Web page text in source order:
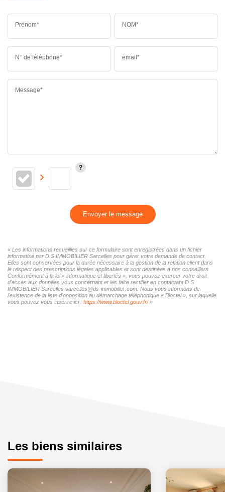
Prénom* NOM*
N° de téléphone* email*
Message*
Envoyer le message
« Les informations recueillies sur ce formulaire sont enregistrées dans un fichier
informatisé par D.S IMMOBILIER Sarcelles pour gérer votre demande de contact.
Elles sont conservées pour la durée nécessaire à la gestion de la relation client dans
le respect des prescriptions légales applicables et sont destinées à nos conseillers
Conformément à la loi « informatique et libertés », vous pouvez exercer votre droit
d'accès aux données vous concernant et les faire rectifier en contactant D.S
IMMOBILIER Sarcelles sarcelles@ds-immobilier.com. Nous vous informons de
l'existence de la liste d'opposition au démarchage téléphonique « Bloctel », sur laquelle
vous pouvez vous inscrire ici : https://www.bloctel.gouv.fr/»
Les biens similaires